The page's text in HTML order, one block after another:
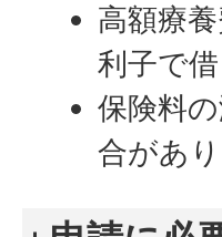
高額療
利子で
保険料
合があり